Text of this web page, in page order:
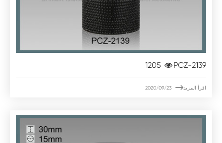
PCZ-2139
اقرأ المزيد
2020/09/23